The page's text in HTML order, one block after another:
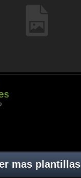
mas plantillas